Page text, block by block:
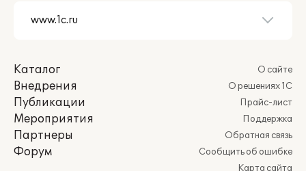
Каталог
Внедрения
Публикации
Мероприятия
Партнеры
Форум
О сайте
О решениях 1С
Прайс-лист
Поддержка
Обратная связь
Сообщить об ошибке
Карта сайта